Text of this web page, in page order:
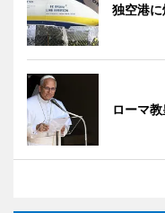
独空港
ローマ